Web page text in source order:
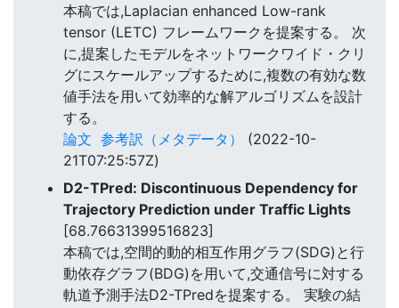
本稿では,Laplacian enhanced Low-rank
tensor (LETC) フレームワークを提案する。 次
に,提案したモデルをネットワークワイド・クリ
グにスケールアップするために,複数の有効な数
値手法を用いて効率的な解アルゴリズムを設計
する。
論文 参考訳（メタデータ）
(2022-10-
21T07:25:57Z)
D2-TPred: Discontinuous Dependency for
Trajectory Prediction under Traffic Lights
[68.76631399516823]
本稿では,空間的動的相互作用グラフ(SDG)と行
動依存グラフ(BDG)を用いて,交通信号に対する
軌道予測手法D2-TPredを提案する。 実験の結